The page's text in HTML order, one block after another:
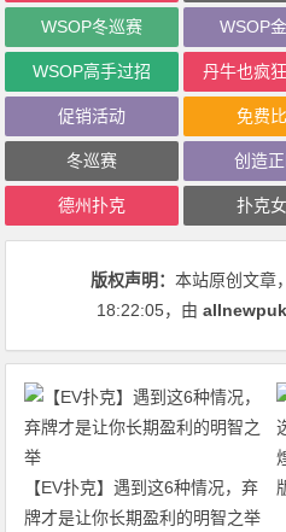
WSOP冬巡赛 WSOP
WSOP高手过招 丹牛也疯
促销活动 免费
冬巡赛 创造
德州扑克 扑克
版权声明：本站原创文章
18:22:05，由
【EV扑克】遇到这6种情况，弃
牌才是让你长期盈利的明智之举